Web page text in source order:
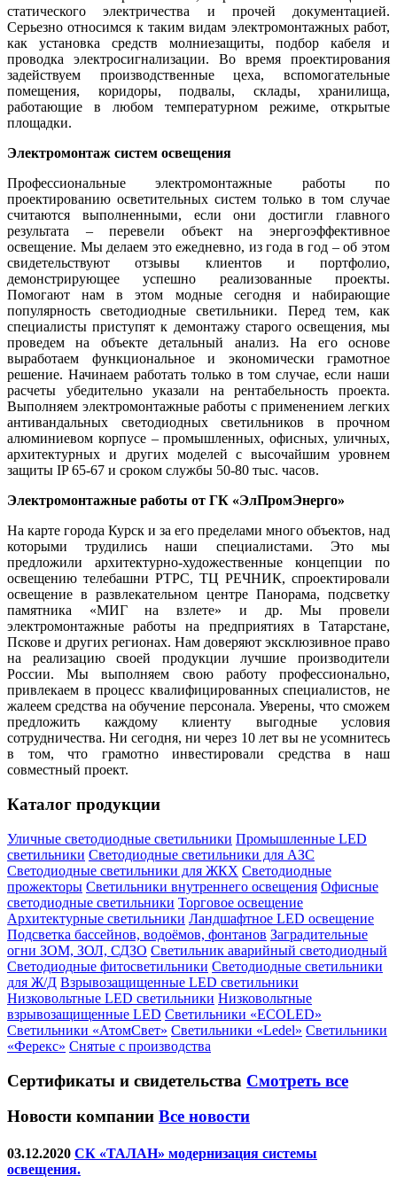
статического электричества и прочей документацией.
Серьезно относимся к таким видам электромонтажных работ,
как установка средств молниезащиты, подбор кабеля и
проводка электросигнализации. Во время проектирования
задействуем производственные цеха, вспомогательные
помещения, коридоры, подвалы, склады, хранилища,
работающие в любом температурном режиме, открытые
площадки.
Электромонтаж систем освещения
Профессиональные электромонтажные работы по
проектированию осветительных систем только в том случае
считаются выполненными, если они достигли главного
результата – перевели объект на энергоэффективное
освещение. Мы делаем это ежедневно, из года в год – об этом
свидетельствуют отзывы клиентов и портфолио,
демонстрирующее успешно реализованные проекты.
Помогают нам в этом модные сегодня и набирающие
популярность светодиодные светильники. Перед тем, как
специалисты приступят к демонтажу старого освещения, мы
проведем на объекте детальный анализ. На его основе
выработаем функциональное и экономически грамотное
решение. Начинаем работать только в том случае, если наши
расчеты убедительно указали на рентабельность проекта.
Выполняем электромонтажные работы с применением легких
антивандальных светодиодных светильников в прочном
алюминиевом корпусе – промышленных, офисных, уличных,
архитектурных и других моделей с высочайшим уровнем
защиты IP 65-67 и сроком службы 50-80 тыс. часов.
Электромонтажные работы от ГК «ЭлПромЭнерго»
На карте города Курск и за его пределами много объектов, над
которыми трудились наши специалистами. Это мы
предложили архитектурно-художественные концепции по
освещению телебашни РТРС, ТЦ РЕЧНИК, спроектировали
освещение в развлекательном центре Панорама, подсветку
памятника «МИГ на взлете» и др. Мы провели
электромонтажные работы на предприятиях в Татарстане,
Пскове и других регионах. Нам доверяют эксклюзивное право
на реализацию своей продукции лучшие производители
России. Мы выполняем свою работу профессионально,
привлекаем в процесс квалифицированных специалистов, не
жалеем средства на обучение персонала. Уверены, что сможем
предложить каждому клиенту выгодные условия
сотрудничества. Ни сегодня, ни через 10 лет вы не усомнитесь
в том, что грамотно инвестировали средства в наш
совместный проект.
Каталог продукции
Уличные светодиодные светильники Промышленные LED
светильники Светодиодные светильники для АЗС
Светодиодные светильники для ЖКХ Светодиодные
прожекторы Светильники внутреннего освещения Офисные
светодиодные светильники Торговое освещение
Архитектурные светильники Ландшафтное LED освещение
Подсветка бассейнов, водоёмов, фонтанов Заградительные
огни ЗОМ, ЗОЛ, СДЗО Светильник аварийный светодиодный
Светодиодные фитосветильники Светодиодные светильники
для Ж/Д Взрывозащищенные LED светильники
Низковольтные LED светильники Низковольтные
взрывозащищенные LED Светильники «ECOLED»
Светильники «АтомСвет» Светильники «Ledel» Светильники
«Ферекс» Снятые с производства
Сертификаты и свидетельства Смотреть все
Новости компании Все новости
03.12.2020 СК «ТАЛАН» модернизация системы
освещения.